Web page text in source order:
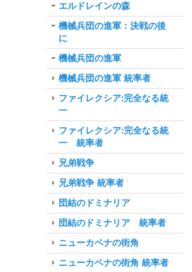
エルドレインの森
機械兵団の進軍：決戦の後
に
機械兵団の進軍
機械兵団の進軍 統率者
ファイレクシア:完全なる統
一
ファイレクシア:完全なる統
一 統率者
兄弟戦争
兄弟戦争 統率者
団結のドミナリア
団結のドミナリア 統率者
ニューカペナの街角
ニューカペナの街角 統率者